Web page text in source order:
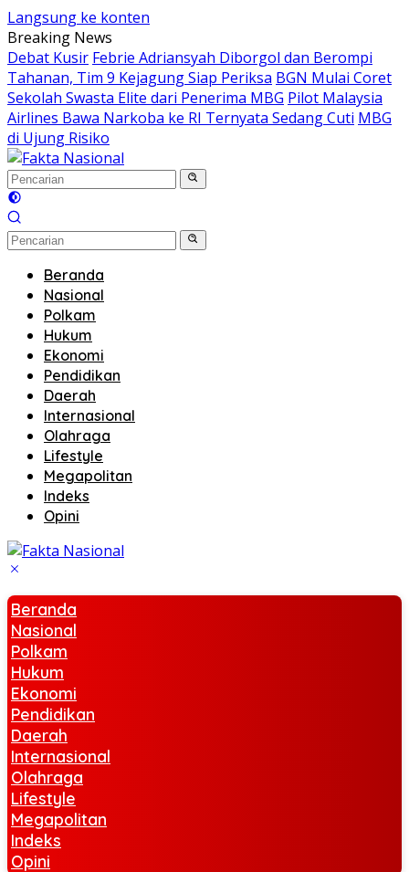
Langsung ke konten
Breaking News
Debat Kusir Febrie Adriansyah Diborgol dan Berompi
Tahanan, Tim 9 Kejagung Siap Periksa BGN Mulai Coret
Sekolah Swasta Elite dari Penerima MBG Pilot Malaysia
Airlines Bawa Narkoba ke RI Ternyata Sedang Cuti MBG
di Ujung Risiko
Beranda
Nasional
Polkam
Hukum
Ekonomi
Pendidikan
Daerah
Internasional
Olahraga
Lifestyle
Megapolitan
Indeks
Opini
Beranda
Nasional
Polkam
Hukum
Ekonomi
Pendidikan
Daerah
Internasional
Olahraga
Lifestyle
Megapolitan
Indeks
Opini